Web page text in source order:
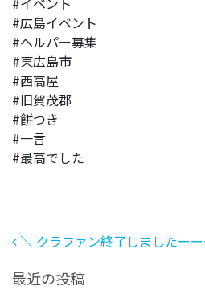
#広島イベント
#ヘルパー募集
#東広島市
#西高屋
#旧賀茂郡
#餅つき
#一言
#最高でした
投稿ナビゲー
＼ クラファン終了しましたー
最近の投稿